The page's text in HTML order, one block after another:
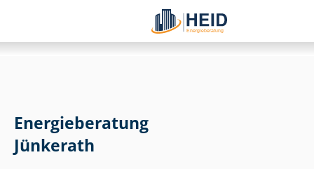
Energieberatung
Jünkerath